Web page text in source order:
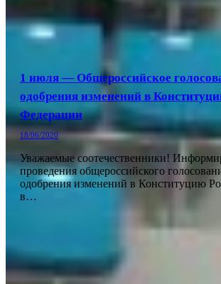
1 июля — Общероссийское
одобрения изменений в
Федерации
18/06/2020
Уважаемые соотечественники!
проведения общероссийского
одобрения изменений в Конституцию
в…